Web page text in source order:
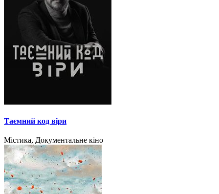
Таємний код віри
Містика, Документальне кіно